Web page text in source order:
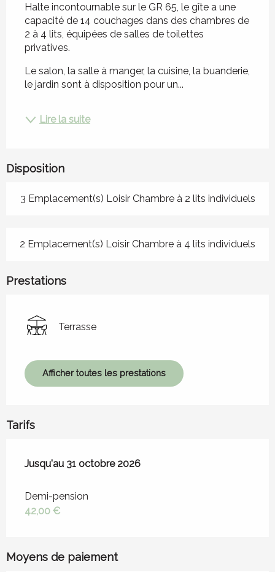
Halte incontournable sur le GR 65, le gîte a une
capacité de 14 couchages dans des chambres de
2 à 4 lits, équipées de salles de toilettes
privatives.
Le salon, la salle à manger, la cuisine, la buanderie,
le jardin sont à disposition pour un...
Lire la suite
Disposition
3 Emplacement(s) Loisir Chambre à 2 lits individuels
2 Emplacement(s) Loisir Chambre à 4 lits individuels
Prestations
Terrasse
Afficher toutes les prestations
Tarifs
Du1 avril 2026au31 octobre 2026
Jusqu'au 31 octobre 2026
Demi-pension
42,00 €
Moyens de paiement